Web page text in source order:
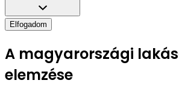
Elfogadom
A magyarországi
elemzése